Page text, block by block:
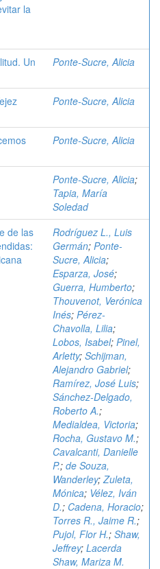
la
Un
Ponte-Sucre, Alicia
Ponte-Sucre, Alicia
Ponte-Sucre, Alicia
Ponte-Sucre, Alicia;
Tapia, María
Soledad
de las
Rodríguez L., Luis
Germán; Ponte-
Sucre, Alicia;
Esparza, José;
Guerra, Humberto;
Thouvenot, Verónica
Inés; Pérez-
Chavolla, Lilia;
Lobos, Isabel; Pinel,
Arletty; Schijman,
Alejandro Gabriel;
Ramírez, José Luis;
Sánchez-Delgado,
Roberto A.;
Medialdea, Victoria;
Rocha, Gustavo M.;
Cavalcanti, Danielle
P.; de Souza,
Wanderley;Zuleta,
Mónica; Vélez, Iván
D.; Cadena, Horacio;
Torres R., Jaime R.;
Pujol, Flor H.; Shaw,
Jeffrey; Lacerda
Shaw, Mariza M.